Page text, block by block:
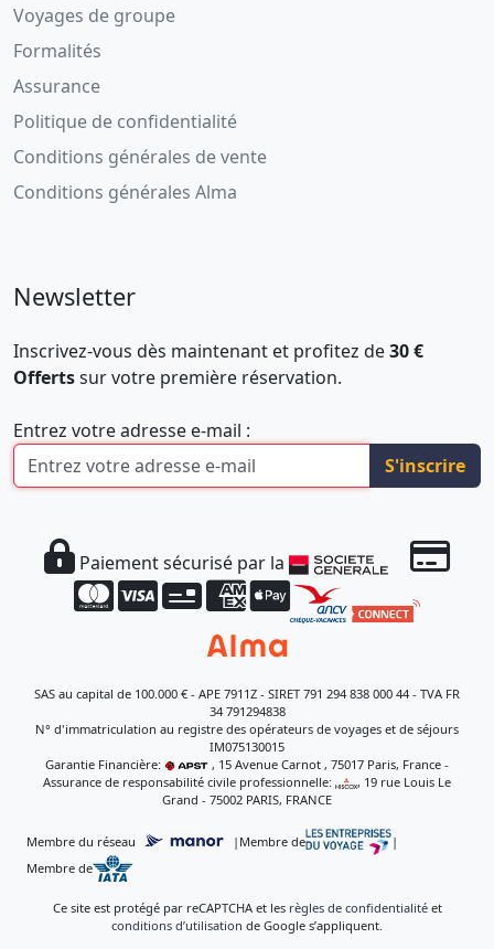
Voyages de groupe
Formalités
Assurance
Politique de confidentialité
Conditions générales de vente
Conditions générales Alma
Newsletter
Inscrivez-vous dès maintenant et profitez de30 €
Offertssur votre première réservation.
Entrez votre adresse e-mail :
S'inscrire
Paiement sécurisé par la
SAS au capital de 100.000 € - APE 7911Z - SIRET 791 294 838 000 44 - TVA FR
34 791294838
N° d'immatriculation au registre des opérateurs de voyages et de séjours
IM075130015
Garantie Financière:
, 15 Avenue Carnot , 75017 Paris, France -
Assurance de responsabilité civile professionnelle:
, 19 rue Louis Le
Grand - 75002 PARIS, FRANCE
Membre du réseau | Membre de
|
Membre de
Ce site est protégé par reCAPTCHA et les règles de confidentialitéet
conditions d’utilisation de Google s’appliquent.